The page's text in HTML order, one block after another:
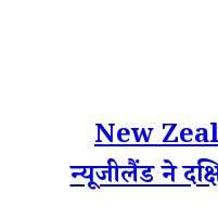
New
न्यूजीलैंड ने